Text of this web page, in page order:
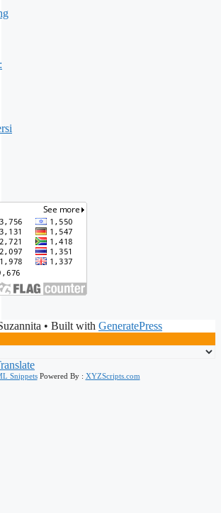
• Built with GeneratePress
SnippetsPowered By : XYZScripts.com